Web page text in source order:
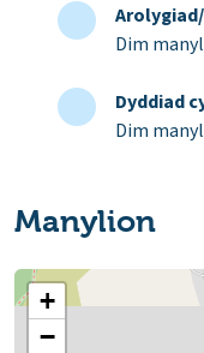
Dim
Dyddiad
Dim
Manylion
+
−